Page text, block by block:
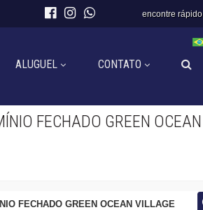
encontre rápido
ALUGUEL CONTATO
FECHADO GREEN OCEAN
FECHADO GREEN OCEAN VILLAGE